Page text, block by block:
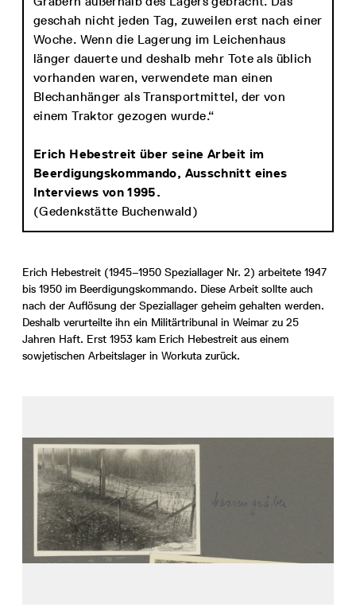
geschah nicht jeden Tag, zuweilen erst nach einer
Woche. Wenn die Lagerung im Leichenhaus
länger dauerte und deshalb mehr Tote als üblich
vorhanden waren, verwendete man einen
Blechanhänger als Transportmittel, der von
einem Traktor gezogen wurde.“
Erich Hebestreit über seine Arbeit im
Beerdigungskommando, Ausschnitt eines
Interviews von 1995.
(Gedenkstätte Buchenwald)
Erich Hebestreit (1945–1950 Speziallager Nr. 2) arbeitete 1947
bis 1950 im Beerdigungskommando. Diese Arbeit sollte auch
nach der Auflösung der Speziallager geheim gehalten werden.
Deshalb verurteilte ihn ein Militärtribunal in Weimar zu 25
Jahren Haft. Erst 1953 kam Erich Hebestreit aus einem
sowjetischen Arbeitslager in Workuta zurück.